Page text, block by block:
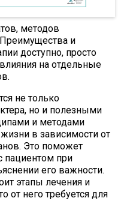
методов
и
доступно, просто
на отдельные
не только
но и полезными
и методами
в зависимости от
Это поможет
пациентом при
его важности.
этапы лечения и
от него требуется для